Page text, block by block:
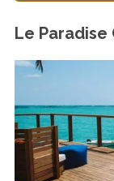
Le Paradise